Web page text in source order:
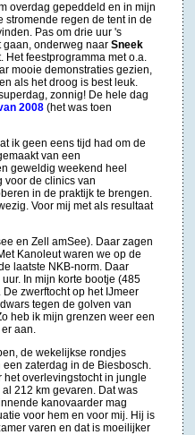
overdag gepeddeld en in mijn
stromende regen de tent in de
Pas om drie uur 's
gaan, onderweg naar Sneek
Het feestprogramma met o.a.
mooie demonstraties gezien,
als het droog is best leuk.
zonnig! De hele dag
2008 (het was toen
ik geen eens tijd had om de
van een
geweldig weekend heel
voor de clinics van
in de praktijk te brengen.
Voor mij met als resultaat
en Zell amSee). Daar zagen
Kanoleut waren we op de
laatste NKB-norm. Daar
In mijn korte bootje (485
zwerftocht op het IJmeer
tegen de golven van
heb ik mijn grenzen weer een
aan.
de wekelijkse rondjes
zaterdag in de Biesbosch.
overlevingstocht in jungle
212 km gevaren. Dat was
kanovaarder mag
voor hem en voor mij. Hij is
varen en dat is moeilijker